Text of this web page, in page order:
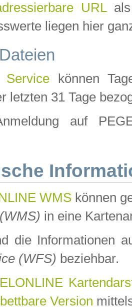
URLals
liegen hier
Service können
letzten 31 Tage
auf
WMS können
in eine
die Informationen
(WFS) beziehbar.
Version